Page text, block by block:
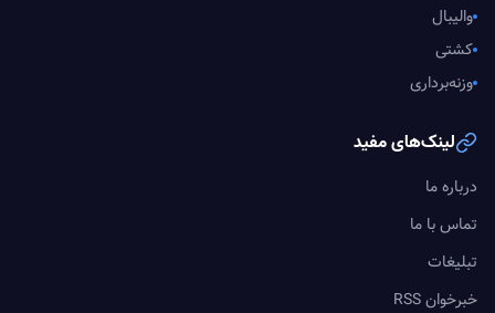
والیبال
کشتی
وزنه‌برداری
لینک‌های مفید
درباره ما
تماس با ما
تبلیغات
خبرخوان RSS